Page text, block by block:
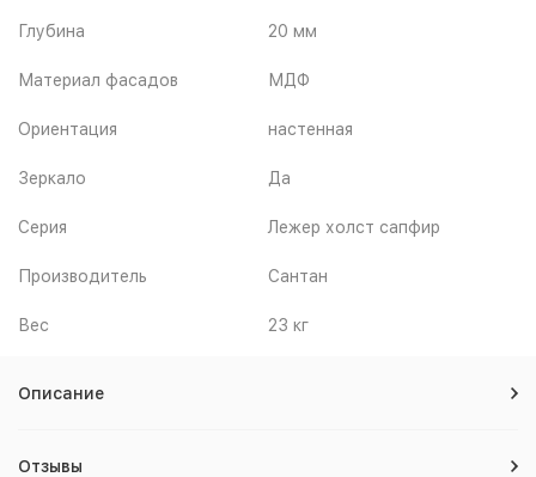
Глубина 20 мм
Материал фасадов МДФ
Ориентация настенная
Зеркало Да
Серия Лежер холст сапфир
Производитель Сантан
Вес 23 кг
Описание
Отзывы